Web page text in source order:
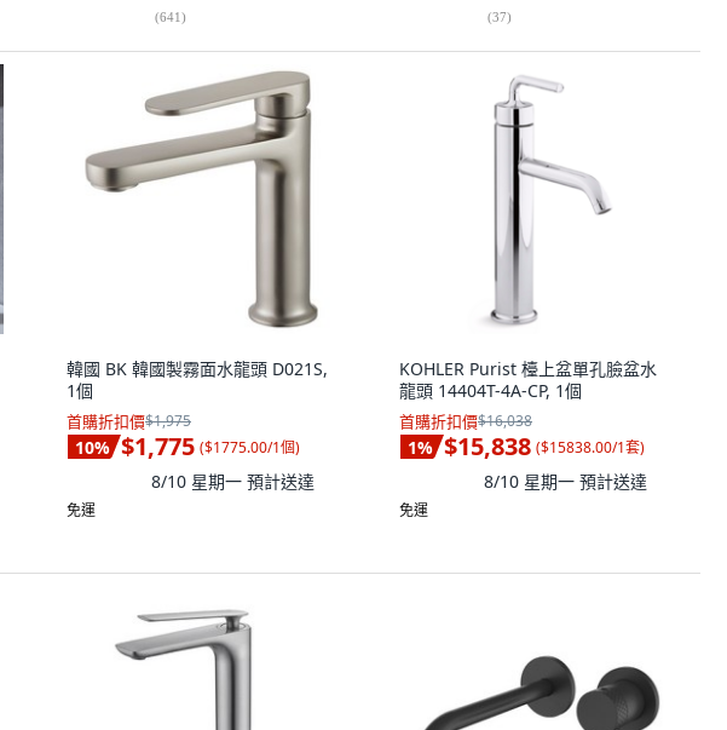
(641) (37)
韓國 BK 韓國製霧面水龍頭 D021S,
1個
首購折扣價$1,975
10% $1,775 ($1775.00/1個)
8/10 星期一 預計送達
免運
KOHLER Purist 檯上盆單孔臉盆水
龍頭 14404T-4A-CP, 1個
首購折扣價$16,038
1% $15,838 ($15838.00/1套)
8/10 星期一 預計送達
免運